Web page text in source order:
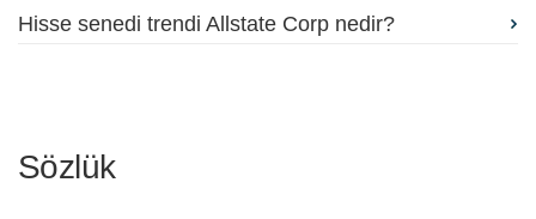
Hisse senedi trendi Allstate Corp nedir?
Sözlük